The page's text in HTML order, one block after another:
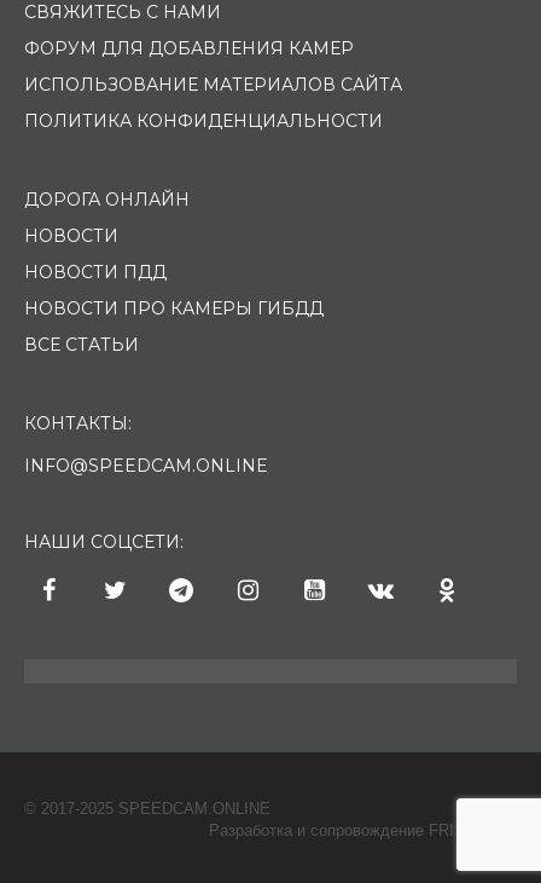
СВЯЖИТЕСЬ С НАМИ
ФОРУМ ДЛЯ ДОБАВЛЕНИЯ КАМЕР
ИСПОЛЬЗОВАНИЕ МАТЕРИАЛОВ САЙТА
ПОЛИТИКА КОНФИДЕНЦИАЛЬНОСТИ
ДОРОГА ОНЛАЙН
НОВОСТИ
НОВОСТИ ПДД
НОВОСТИ ПРО КАМЕРЫ ГИБДД
ВСЕ СТАТЬИ
КОНТАКТЫ:
INFO@SPEEDCAM.ONLINE
НАШИ СОЦСЕТИ:
© 2017-2025 SPEEDCAM.ONLINE
Разработка и сопровождение FRISH & С